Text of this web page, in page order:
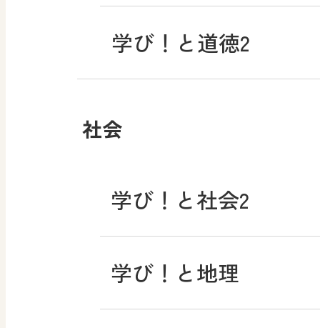
学び！と道徳2
社会
学び！と社会2
学び！と地理